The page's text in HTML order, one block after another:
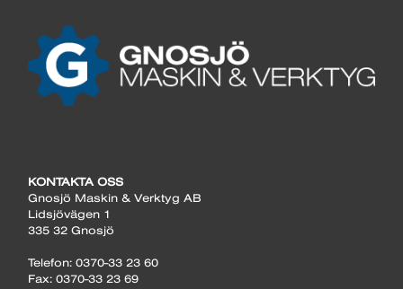
KONTAKTA OSS
Gnosjö Maskin & Verktyg AB
Lidsjövägen 1
335 32 Gnosjö
Telefon: 0370-33 23 60
Fax: 0370-33 23 69